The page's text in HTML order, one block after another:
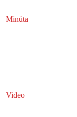
Minúta
Video